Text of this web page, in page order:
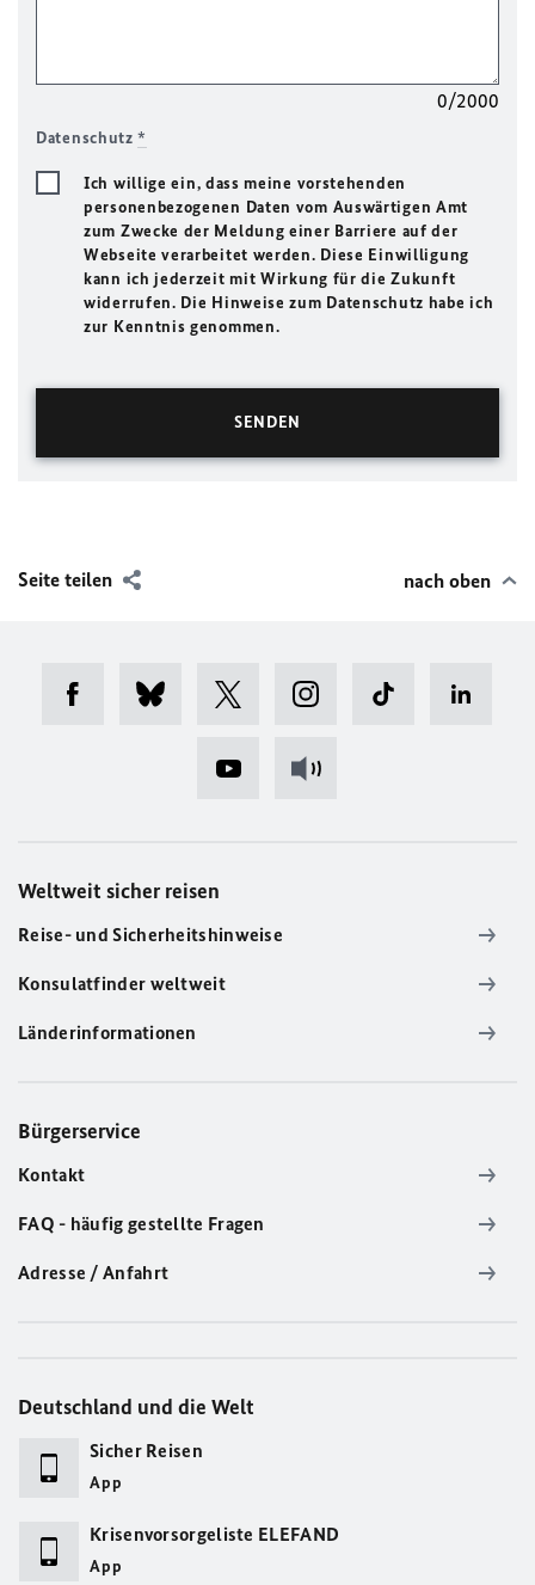
0/2000
Datenschutz*
Ich willige ein, dass meine vorstehenden
personenbezogenen Daten vom Auswärtigen Amt
zum Zwecke der Meldung einer Barriere auf der
Webseite verarbeitet werden. Diese Einwilligung
kann ich jederzeit mit Wirkung für die Zukunft
widerrufen. Die Hinweise zum Datenschutz habe ich
zur Kenntnis genommen.
Seite teilen nach oben
Weltweit sicher reisen
Reise- und Sicherheitshinweise
Konsulatfinder weltweit
Länderinformationen
Bürgerservice
Kontakt
FAQ - häufig gestellte Fragen
Adresse / Anfahrt
Deutschland und die Welt
Sicher Reisen
App
Krisenvorsorgeliste ELEFAND
App